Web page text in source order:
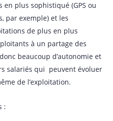
plus sophistiqué (GPS ou
par exemple) et les
de plus en plus
à un partage des
beaucoup d’autonomie et
salariés qui peuvent évoluer
de l’exploitation.
: